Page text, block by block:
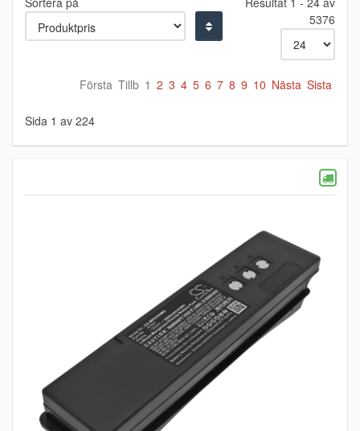
5376
Första Tillb 1 2 3 4 5 6 7 8 9 10 Nästa Sista
Sida 1 av 224